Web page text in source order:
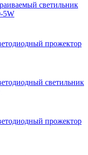
светильник
5W
прожектор
светильник
прожектор